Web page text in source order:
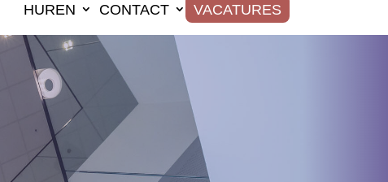
HUREN CONTACT VACATURES